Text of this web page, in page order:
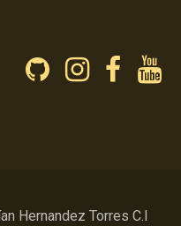
Hernandez Torres C.I